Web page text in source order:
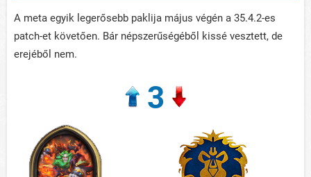
A meta egyik legerősebb paklija május végén a 35.4.2-es
patch-et követően. Bár népszerűségéből kissé vesztett, de
erejéből nem.
3